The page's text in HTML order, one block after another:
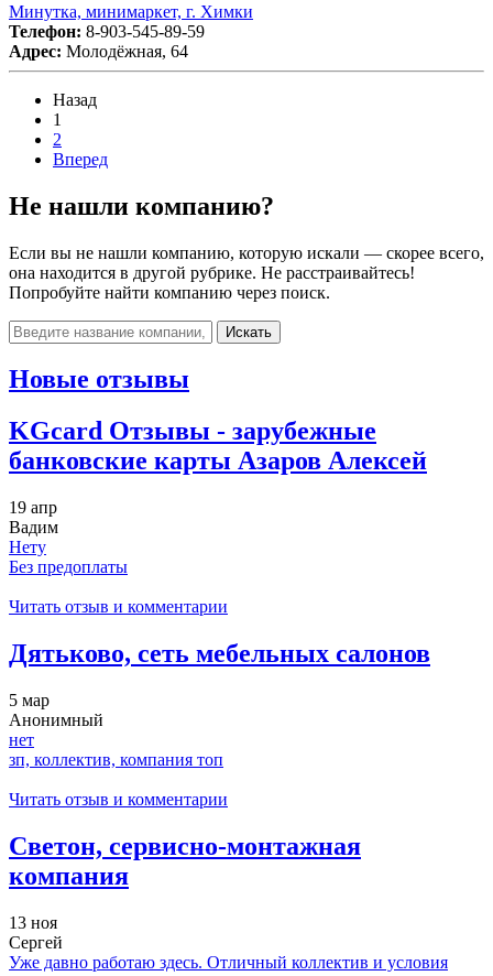
Минутка, минимаркет, г. Химки
Телефон: 8-903-545-89-59
Адрес: Молодёжная, 64
Назад
1
2
Вперед
Не нашли компанию?
Если вы не нашли компанию, которую искали — скорее всего,
она находится в другой рубрике. Не расстраивайтесь!
Попробуйте найти компанию через поиск.
Искать
Новые отзывы
KGcard Отзывы - зарубежные
банковские карты Азаров Алексей
19 апр
Вадим
Нету
Без предоплаты
Читать отзыв и комментарии
Дятьково, сеть мебельных салонов
5 мар
Анонимный
нет
зп, коллектив, компания топ
Читать отзыв и комментарии
Светон, сервисно-монтажная
компания
13 ноя
Сергей
Уже давно работаю здесь. Отличный коллектив и условия